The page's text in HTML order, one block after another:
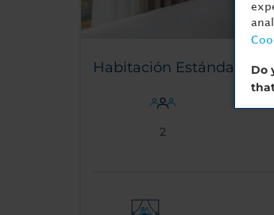
Habitación Estándar
2
Do